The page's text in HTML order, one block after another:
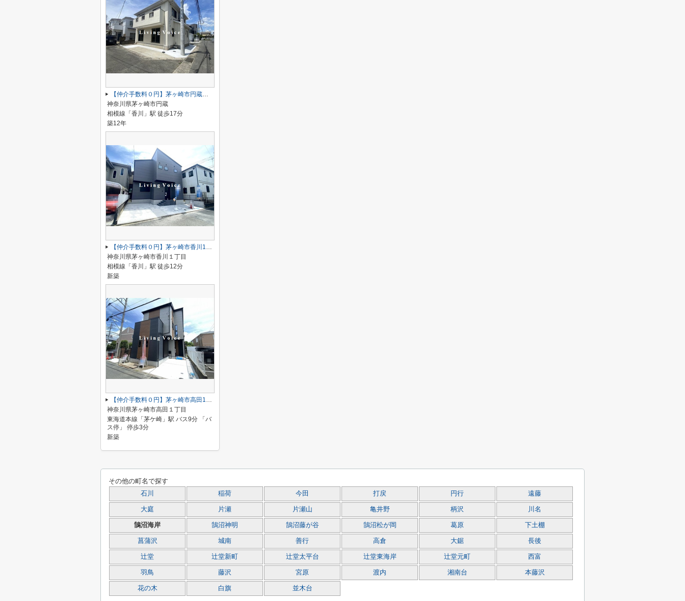
【仲介手数料０円】茅ヶ崎市円蔵 中古戸建
神奈川県茅ヶ崎市円蔵
相模線「香川」駅 徒歩17分
築12年
【仲介手数料０円】茅ヶ崎市香川1丁目 新築一戸建て
神奈川県茅ヶ崎市香川１丁目
相模線「香川」駅 徒歩12分
新築
【仲介手数料０円】茅ヶ崎市高田1丁目 新築一戸建て
神奈川県茅ヶ崎市高田１丁目
東海道本線「茅ケ崎」駅 バス9分 「バ
ス停」 停歩3分
新築
その他の町名で探す
石川 稲荷 今田 打戻 円行 遠藤
大庭 片瀬 片瀬山 亀井野 柄沢 川名
鵠沼海岸 鵠沼神明 鵠沼藤が谷 鵠沼松が岡 葛原 下土棚
菖蒲沢 城南 善行 高倉 大鋸 長後
辻堂 辻堂新町 辻堂太平台 辻堂東海岸 辻堂元町 西富
羽鳥 藤沢 宮原 渡内 湘南台 本藤沢
花の木 白旗 並木台